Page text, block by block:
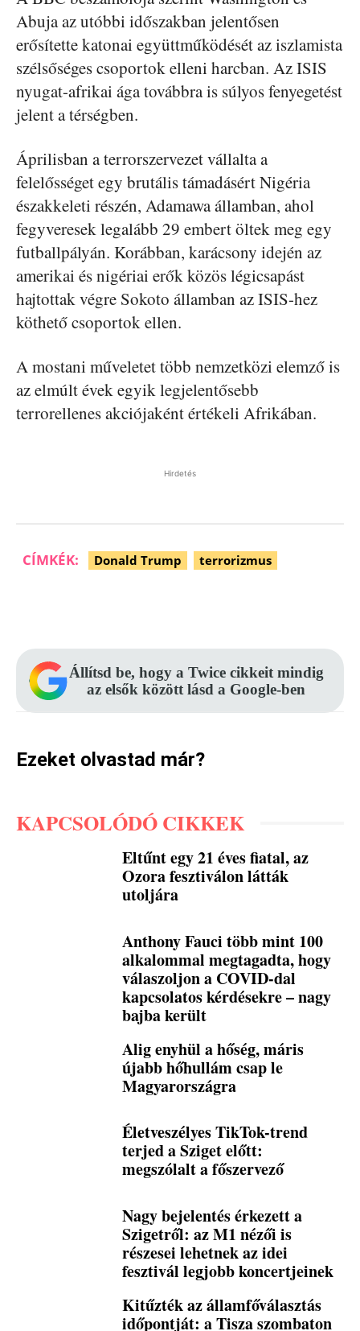
Abuja az utóbbi időszakban jelentősen
erősítette katonai együttműködését az iszlamista
szélsőséges csoportok elleni harcban. Az ISIS
nyugat-afrikai ága továbbra is súlyos fenyegetést
jelent a térségben.
Áprilisban a terrorszervezet vállalta a
felelősséget egy brutális támadásért Nigéria
északkeleti részén, Adamawa államban, ahol
fegyveresek legalább 29 embert öltek meg egy
futballpályán. Korábban, karácsony idején az
amerikai és nigériai erők közös légicsapást
hajtottak végre Sokoto államban az ISIS-hez
köthető csoportok ellen.
A mostani műveletet több nemzetközi elemző is
az elmúlt évek egyik legjelentősebb
terrorellenes akciójaként értékeli Afrikában.
Hirdetés
CÍMKÉK: Donald Trump terrorizmus
Állítsd be, hogy a Twice cikkeit mindig
az elsők között lásd a Google-ben
Ezeket olvastad már?
KAPCSOLÓDÓ CIKKEK
Eltűnt egy 21 éves fiatal, az
Ozora fesztiválon látták
utoljára
Anthony Fauci több mint 100
alkalommal megtagadta, hogy
válaszoljon a COVID-dal
kapcsolatos kérdésekre – nagy
bajba került
Alig enyhül a hőség, máris
újabb hőhullám csap le
Magyarországra
Életveszélyes TikTok-trend
terjed a Sziget előtt:
megszólalt a főszervező
Nagy bejelentés érkezett a
Szigetről: az M1 nézői is
részesei lehetnek az idei
fesztivál legjobb koncertjeinek
Kitűzték az államfőválasztás
időpontját: a Tisza szombaton